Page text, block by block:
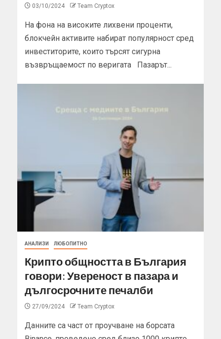
03/10/2024 Team Cryptox
На фона на високите лихвени проценти,
блокчейн активите набират популярност сред
инвеститорите, които търсят сигурна
възвръщаемост по веригата Пазарът...
АНАЛИЗИ ЛЮБОПИТНО
Крипто общността в България
говори: Увереност в пазара и
дългосрочните печалби
27/09/2024 Team Cryptox
Данните са част от проучване на борсата